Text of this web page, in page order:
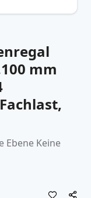
mm
Ebene Keine